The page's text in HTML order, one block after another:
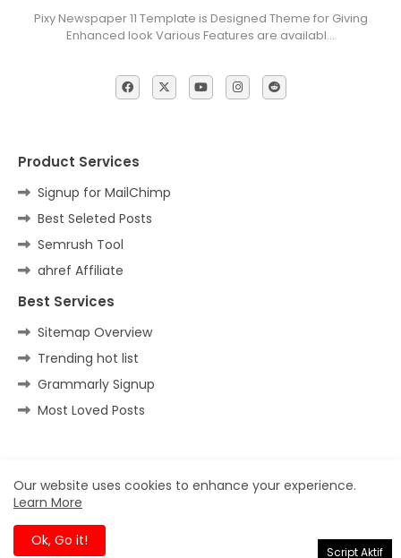
Pixy Newspaper 11 Template is Designed Theme for Giving
Enhanced look Various Features are availabl…
Product Services
Signup for MailChimp
Best Seleted Posts
Semrush Tool
ahref Affiliate
Best Services
Sitemap Overview
Trending hot list
Grammarly Signup
Most Loved Posts
Home Contact us Privacy Policy
Our website uses cookies to enhance your experience.
Learn More
Ok, Go it!
Script Aktif